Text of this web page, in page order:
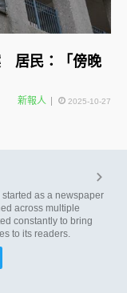
居民：「傍晚
新報人 2025-10-27
as a newspaper
across multiple
constantly to bring
to its readers.